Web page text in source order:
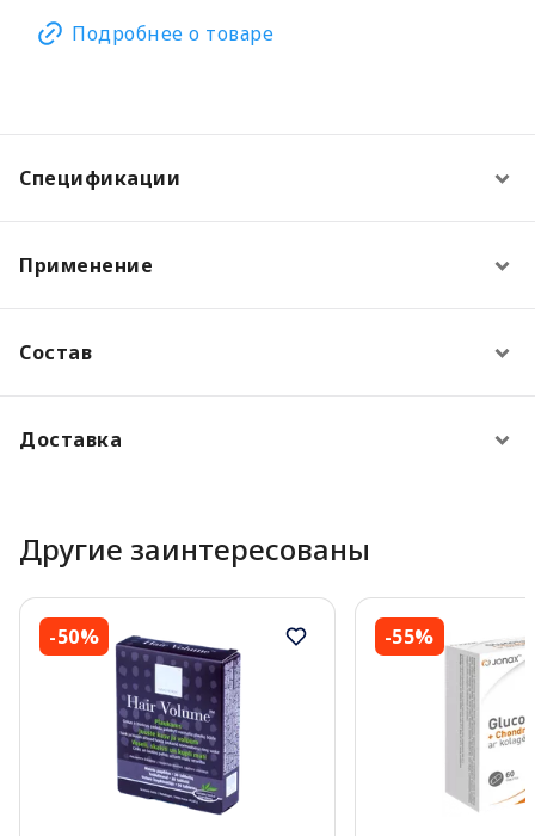
Подробнее о товаре
Спецификации
Применение
Состав
Доставка
Другие заинтересованы
-50% -55%